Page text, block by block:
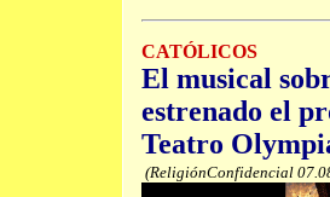
CATÓLICOS
El musical
estrenado el
Teatro
(ReligiónConfidencial